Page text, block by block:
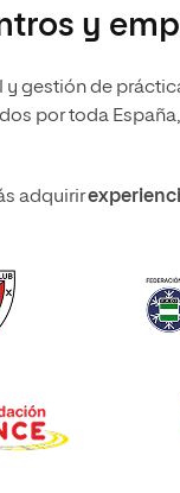
y
gestión de
por toda
adquirir